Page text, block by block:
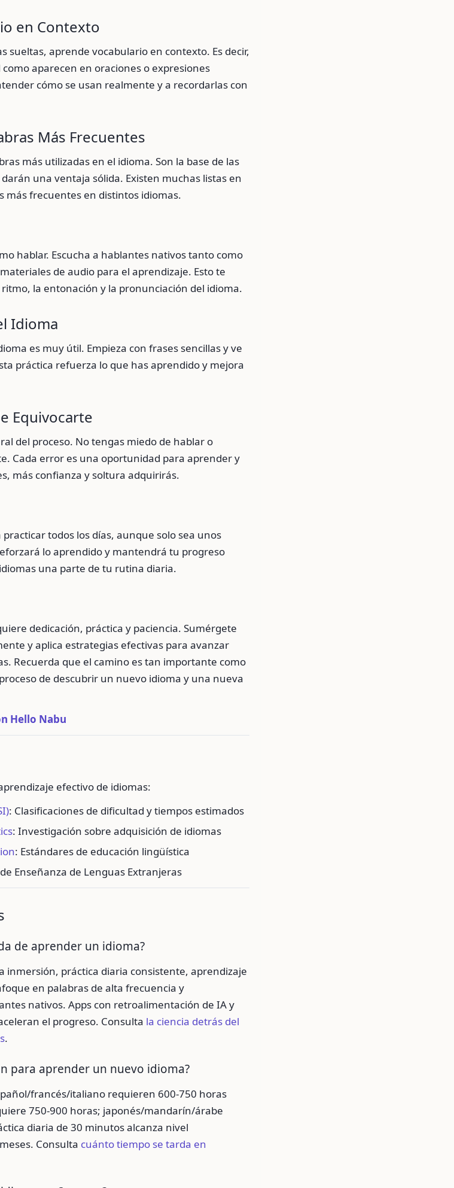
en Contexto
sueltas, aprende vocabulario en contexto. Es decir,
aparecen en oraciones o expresiones
cómo se usan realmente y a recordarlas con
Más Frecuentes
más utilizadas en el idioma. Son la base de las
una ventaja sólida. Existen muchas listas en
más frecuentes en distintos idiomas.
hablar. Escucha a hablantes nativos tanto como
de audio para el aprendizaje. Esto te
la entonación y la pronunciación del idioma.
Idioma
es muy útil. Empieza con frases sencillas y ve
práctica refuerza lo que has aprendido y mejora
Equivocarte
del proceso. No tengas miedo de hablar o
Cada error es una oportunidad para aprender y
más confianza y soltura adquirirás.
todos los días, aunque solo sea unos
lo aprendido y mantendrá tu progreso
una parte de tu rutina diaria.
dedicación, práctica y paciencia. Sumérgete
y aplica estrategias efectivas para avanzar
Recuerda que el camino es tan importante como
de descubrir un nuevo idioma y una nueva
Hello Nabu
efectivo de idiomas:
: Clasificaciones de dificultad y tiempos estimados
: Investigación sobre adquisición de idiomas
: Estándares de educación lingüística
Enseñanza de Lenguas Extranjeras
de aprender un idioma?
inmersión, práctica diaria consistente, aprendizaje
en palabras de alta frecuencia y
nativos. Apps con retroalimentación de IA y
el progreso. Consulta la ciencia detrás del
.
para aprender un nuevo idioma?
francés/italiano requieren 600-750 horas
750-900 horas; japonés/mandarín/árabe
diaria de 30 minutos alcanza nivel
Consulta cuánto tiempo se tarda en